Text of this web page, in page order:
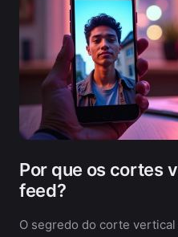
Por que os cortes
feed?
O segredo do corte